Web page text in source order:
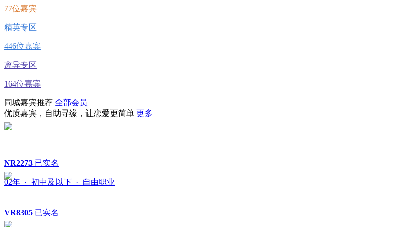
77位嘉宾
精英专区
446位嘉宾
离异专区
164位嘉宾
同城嘉宾推荐 全部会员
优质嘉宾，自助寻缘，让恋爱更简单 更多
NR2273 已实名
02年 · 初中及以下 · 自由职业
VR8305 已实名